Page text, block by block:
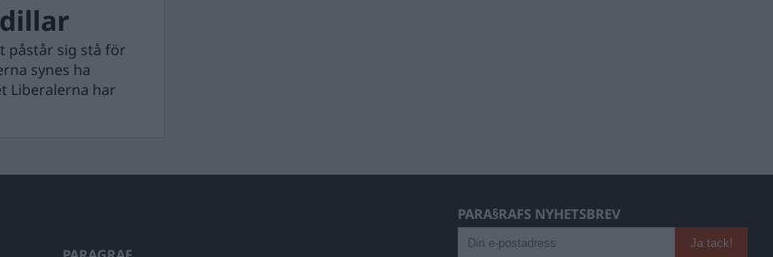
påstår sig stå för
synes ha
Liberalerna har
PARA§RAFS NYHETSBREV